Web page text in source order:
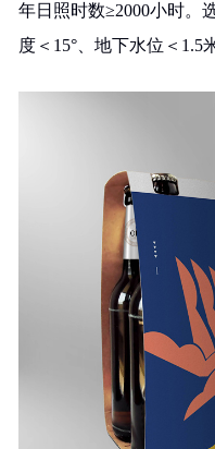
年日照时数≥2000小时。
度＜15°、地下水位＜1.5